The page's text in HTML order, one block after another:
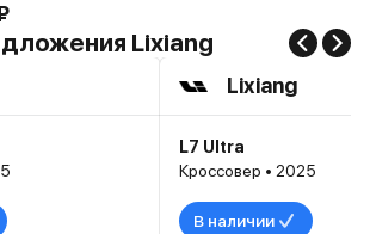
Lixiang
Lixiang
L7 Ultra
Кроссовер • 2025
В наличии